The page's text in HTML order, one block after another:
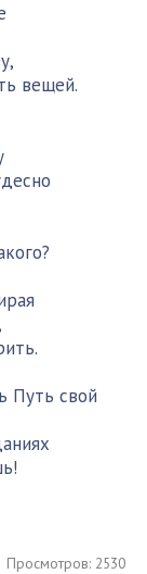
вещей.
Путь свой
Просмотров: 2530